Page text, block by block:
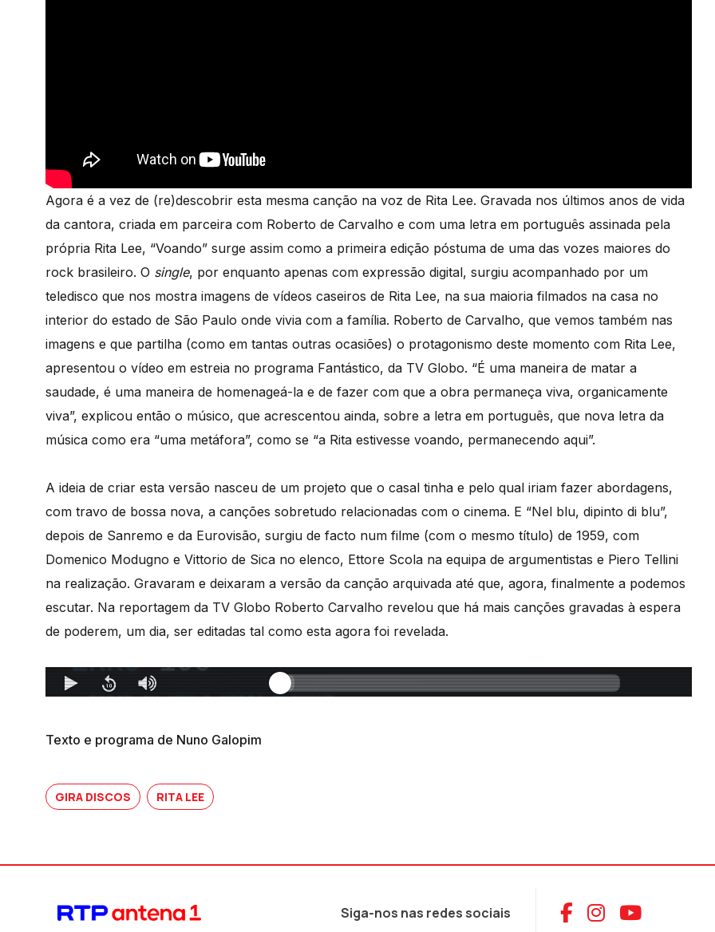
Agora é a vez de (re)descobrir esta mesma canção na voz de Rita Lee. Gravada nos últimos anos de vida
da cantora, criada em parceira com Roberto de Carvalho e com uma letra em português assinada pela
própria Rita Lee, “Voando” surge assim como a primeira edição póstuma de uma das vozes maiores do
rock brasileiro. O single, por enquanto apenas com expressão digital, surgiu acompanhado por um
teledisco que nos mostra imagens de vídeos caseiros de Rita Lee, na sua maioria filmados na casa no
interior do estado de São Paulo onde vivia com a família. Roberto de Carvalho, que vemos também nas
imagens e que partilha (como em tantas outras ocasiões) o protagonismo deste momento com Rita Lee,
apresentou o vídeo em estreia no programa Fantástico, da TV Globo. “É uma maneira de matar a
saudade, é uma maneira de homenageá-la e de fazer com que a obra permaneça viva, organicamente
viva”, explicou então o músico, que acrescentou ainda, sobre a letra em português, que nova letra da
música como era “uma metáfora”, como se “a Rita estivesse voando, permanecendo aqui”.
A ideia de criar esta versão nasceu de um projeto que o casal tinha e pelo qual iriam fazer abordagens,
com travo de bossa nova, a canções sobretudo relacionadas com o cinema. E “Nel blu, dipinto di blu”,
depois de Sanremo e da Eurovisão, surgiu de facto num filme (com o mesmo título) de 1959, com
Domenico Modugno e Vittorio de Sica no elenco, Ettore Scola na equipa de argumentistas e Piero Tellini
na realização. Gravaram e deixaram a versão da canção arquivada até que, agora, finalmente a podemos
escutar. Na reportagem da TV Globo Roberto Carvalho revelou que há mais canções gravadas à espera
de poderem, um dia, ser editadas tal como esta agora foi revelada.
Texto e programa de Nuno Galopim
GIRA DISCOS RITA LEE
Siga-nos nas redes sociais Aceder ao
Aceder ao
Aceder